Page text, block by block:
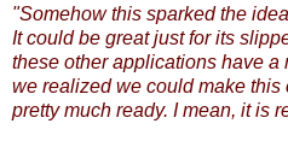
"Somehow this sparked the
It could be great just for its
these other applications have a
we realized we could make this
pretty much ready. I mean, it is